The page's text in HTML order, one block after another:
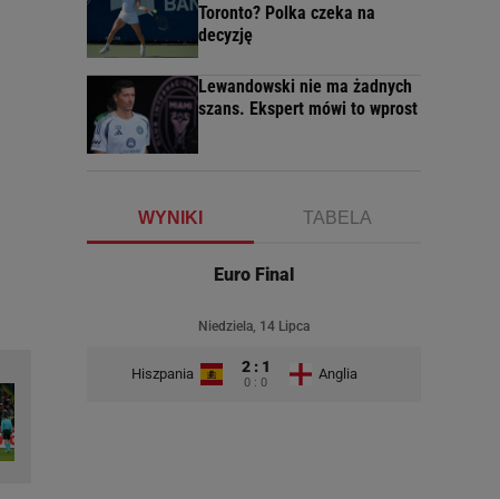
Toronto? Polka czeka na
decyzję
Lewandowski nie ma żadnych
szans. Ekspert mówi to wprost
WYNIKI TABELA
Euro Final
Niedziela, 14 Lipca
Hiszpania 2 : 1
0 : 0
Anglia